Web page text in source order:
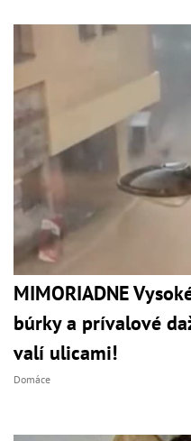
MIMORIADNE
búrky a prívalové
valí ulicami!
Domáce